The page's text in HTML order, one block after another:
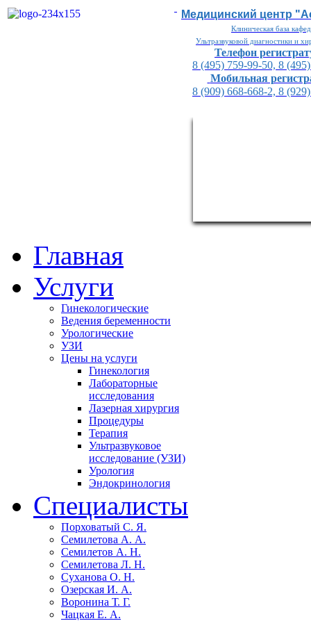
Медицинский центр
Клиническая база
Ультразвуковой диагностики и
Телефон
8 (495) 759-99-50, 8
Мобильная
8 (909) 668-668-2, 8
Главная
Услуги
Гинекологические
Ведения беременности
Урологические
УЗИ
Цены на услуги
Гинекология
Лабораторные
исследования
Лазерная хирургия
Процедуры
Терапия
Ультразвуковое
исследование (УЗИ)
Урология
Эндокринология
Специалисты
Порховатый С. Я.
Семилетова А. А.
Семилетов А. Н.
Семилетова Л. Н.
Суханова О. Н.
Озерская И. А.
Воронина Т. Г.
Чацкая Е. А.